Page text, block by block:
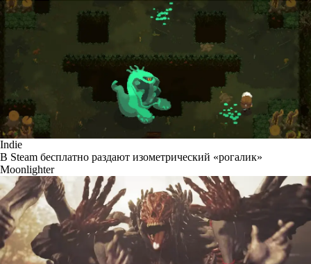
Indie
В Steam бесплатно раздают изометрический «рогалик»
Moonlighter